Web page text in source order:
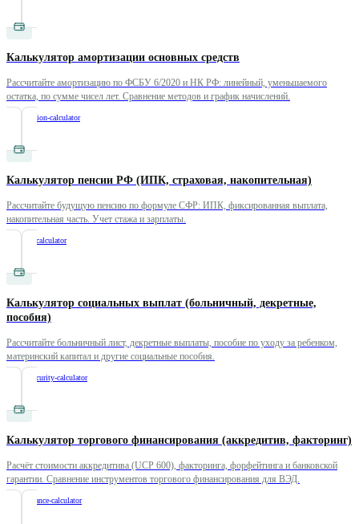
Калькулятор амортизации основных средств
Рассчитайте амортизацию по ФСБУ 6/2020 и НК РФ: линейный, уменьшаемого
остатка, по сумме чисел лет. Сравнение методов и график начислений.
depreciation-calculator
Калькулятор пенсии РФ (ИПК, страховая, накопительная)
Рассчитайте будущую пенсию по формуле СФР: ИПК, фиксированная выплата,
накопительная часть. Учет стажа и зарплаты.
pension-calculator
Калькулятор социальных выплат (больничный, декретные,
пособия)
Рассчитайте больничный лист, декретные выплаты, пособие по уходу за ребенком,
материнский капитал и другие социальные пособия.
social-security-calculator
Калькулятор торгового финансирования (аккредитив, факторинг)
Расчёт стоимости аккредитива (UCP 600), факторинга, форфейтинга и банковской
гарантии. Сравнение инструментов торгового финансирования для ВЭД.
trade-finance-calculator